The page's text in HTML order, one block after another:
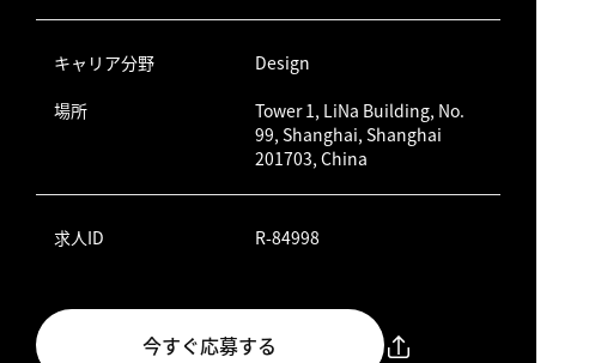
キャリア分野
Design
場所
Tower 1, LiNa Building, No.
99, Shanghai, Shanghai
201703, China
求人ID R-84998
今すぐ応募する